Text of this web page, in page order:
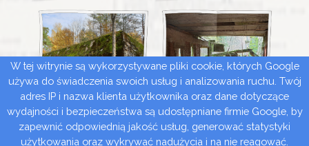
W tej witrynie są wykorzystywane pliki cookie, których Google
używa do świadczenia swoich usług i analizowania ruchu. Twój
adres IP i nazwa klienta użytkownika oraz dane dotyczące
wydajności i bezpieczeństwa są udostępniane firmie Google, by
zapewnić odpowiednią jakość usług, generować statystyki
użytkowania oraz wykrywać nadużycia i na nie reagować.